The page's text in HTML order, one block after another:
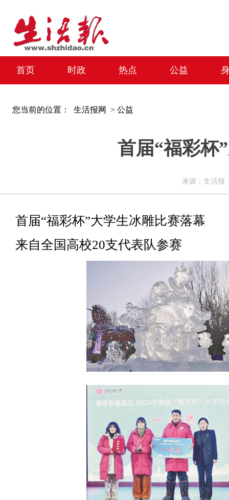
首页 时政 热点 公益
您当前的位置： 生活报网 > 公益
首届“福彩杯
来源：生活
首届“福彩杯”大学生冰雕比赛落幕
来自全国高校20支代表队参赛